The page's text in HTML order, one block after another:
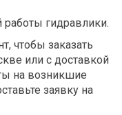
гидравлики.
чтобы заказать
или с доставкой
на возникшие
заявку на